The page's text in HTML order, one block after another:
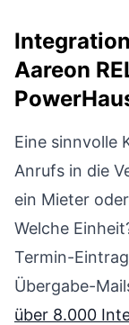
Aareon
Eine sinnvolle
Anrufs in die
ein Mieter
Welche
Termin-
Übergabe-
über 8.000